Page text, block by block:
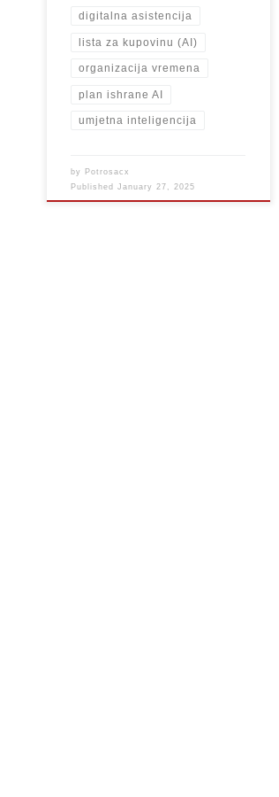
digitalna asistencija
lista za kupovinu (AI)
organizacija vremena
plan ishrane AI
umjetna inteligencija
by Potrosacx
PublishedJanuary 27, 2025